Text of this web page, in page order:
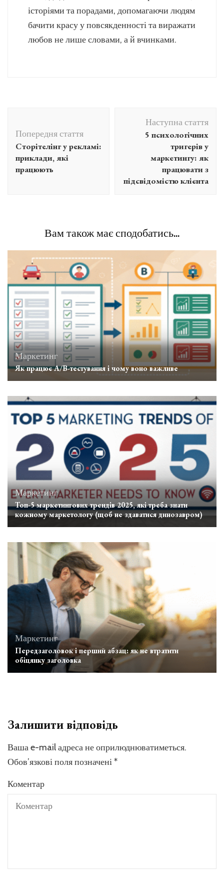
історіями та порадами, допомагаючи людям
бачити красу у повсякденності та виражати
любов не лише словами, а й вчинками.
по
запису
Попередня стаття
Сторітелінг у рекламі:
приклади, які
працюють
Наступна стаття
5 психологічних
тригерів у
маркетингу: як
працювати з
підсвідомістю клієнта
Вам також має сподобатись...
Маркетинг
Як працює A/B-тестування і чому воно важливе
Маркетинг
Топ-5 маркетингових трендів 2025, які треба знати
кожному маркетологу (щоб не здаватися динозавром)
Маркетинг
Передзаголовок і перший абзац: як не втратити
обіцянку заголовка
Залишити відповідь
Ваша e-mail адреса не оприлюднюватиметься.
Обов’язкові поля позначені*
Коментар